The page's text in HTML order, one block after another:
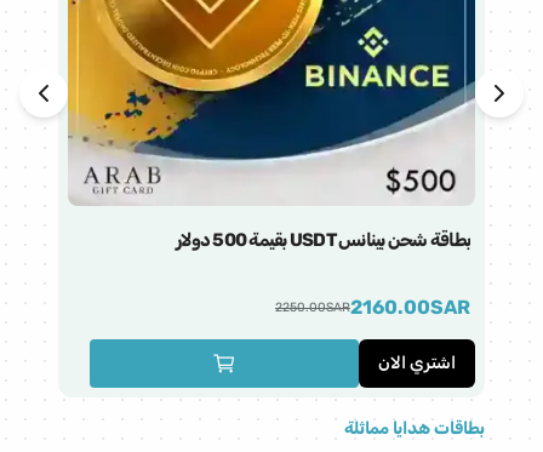
بطاقة شحن بينانس USDT بقيمة 500 دولار
2160.00SAR
2250.00SAR
اشتري الان
بطاقات هدايا مماثلة